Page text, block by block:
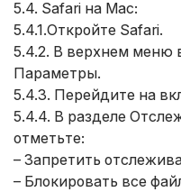
5.4. Safari на Mac:
5.4.1.Откройте Safari.
5.4.2. В верхнем меню
Параметры.
5.4.3. Перейдите на
5.4.4. В разделе
отметьте:
– Запретить
– Блокировать все